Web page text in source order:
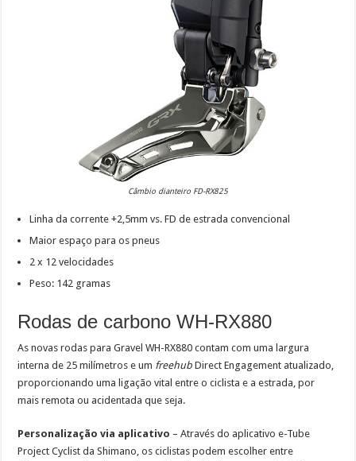
Câmbio dianteiro FD-RX825
Linha da corrente +2,5mm vs. FD de estrada convencional
Maior espaço para os pneus
2 x 12 velocidades
Peso: 142 gramas
Rodas de carbono WH-RX880
As novas rodas para Gravel WH-RX880 contam com uma largura
interna de 25 milímetros e um freehub Direct Engagement atualizado,
proporcionando uma ligação vital entre o ciclista e a estrada, por
mais remota ou acidentada que seja.
Personalização via aplicativo – Através do aplicativo e-Tube
Project Cyclist da Shimano, os ciclistas podem escolher entre